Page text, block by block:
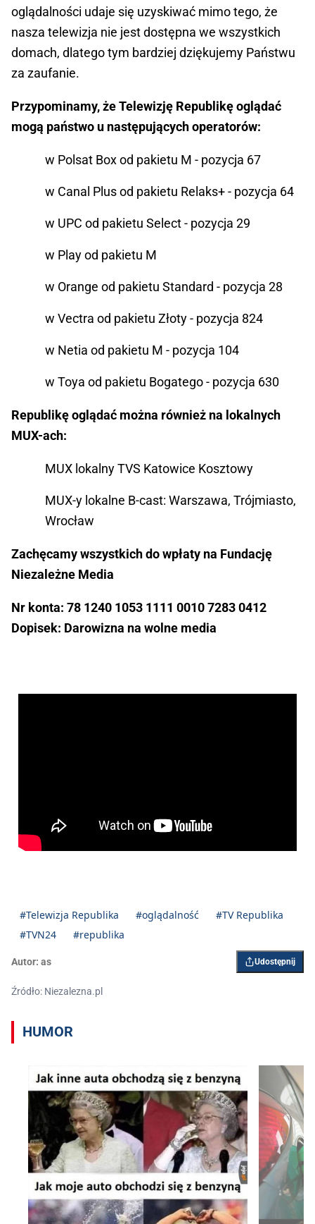
oglądalności udaje się uzyskiwać mimo tego, że
nasza telewizja nie jest dostępna we wszystkich
domach, dlatego tym bardziej dziękujemy Państwu
za zaufanie.
Przypominamy, że Telewizję Republikę oglądać
mogą państwo u następujących operatorów:
w Polsat Box od pakietu M - pozycja 67
w Canal Plus od pakietu Relaks+ - pozycja 64
w UPC od pakietu Select - pozycja 29
w Play od pakietu M
w Orange od pakietu Standard - pozycja 28
w Vectra od pakietu Złoty - pozycja 824
w Netia od pakietu M - pozycja 104
w Toya od pakietu Bogatego - pozycja 630
Republikę oglądać można również na lokalnych
MUX-ach:
MUX lokalny TVS Katowice Kosztowy
MUX-y lokalne B-cast: Warszawa, Trójmiasto,
Wrocław
Zachęcamy wszystkich do wpłaty na Fundację
Niezależne Media
Nr konta: 78 1240 1053 1111 0010 7283 0412
Dopisek: Darowizna na wolne media
#Telewizja Republika #oglądalność
#TV Republika
#TVN24
#republika
Autor: as Udostępnij
Źródło: Niezalezna.pl
HUMOR